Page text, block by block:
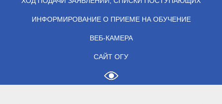
ИНФОРМИРОВАНИЕ О ПРИЕМЕ НА ОБУЧЕНИЕ
ВЕБ-КАМЕРА
САЙТ ОГУ